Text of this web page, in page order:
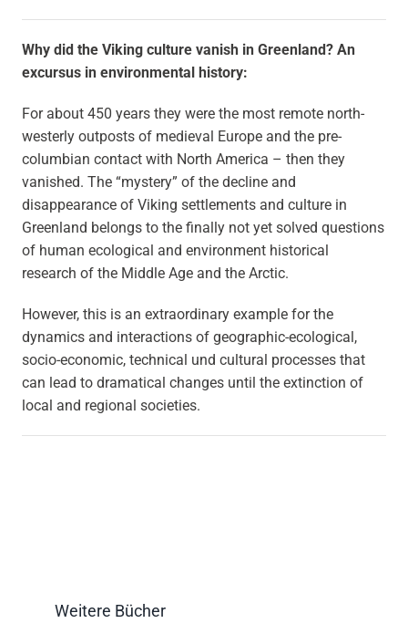
Why did the Viking culture vanish in Greenland? An
excursus in environmental history:
For about 450 years they were the most remote north-
westerly outposts of medieval Europe and the pre-
columbian contact with North America – then they
vanished. The “mystery” of the decline and
disappearance of Viking settlements and culture in
Greenland belongs to the finally not yet solved questions
of human ecological and environment historical
research of the Middle Age and the Arctic.
However, this is an extraordinary example for the
dynamics and interactions of geographic-ecological,
socio-economic, technical und cultural processes that
can lead to dramatical changes until the extinction of
local and regional societies.
Weitere Bücher